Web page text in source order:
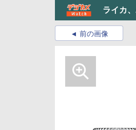
ライカ
前の画像